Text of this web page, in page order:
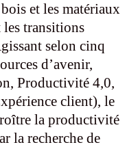
et les matériaux
transitions
selon cinq
d’avenir,
Productivité 4,0,
client), le
la productivité
la recherche de